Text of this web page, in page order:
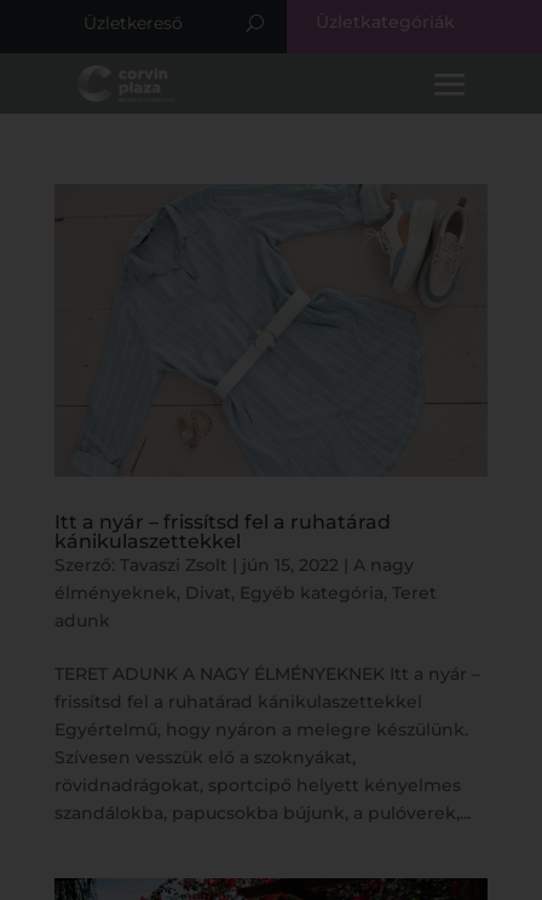
Üzletkategóriák
Itt a nyár – frissítsd fel a ruhatárad
kánikulaszettekkel
Szerző: Tavaszi Zsolt jún 15, 2022
A nagy
élményeknek, Divat, Egyéb kategória, Teret
adunk
TERET ADUNK A NAGY ÉLMÉNYEKNEK Itt a nyár –
frissítsd fel a ruhatárad kánikulaszettekkel
Egyértelmű, hogy nyáron a melegre készülünk.
Szívesen vesszük elő a szoknyákat,
rövidnadrágokat, sportcipő helyett kényelmes
szandálokba, papucsokba bújunk, a pulóverek,...